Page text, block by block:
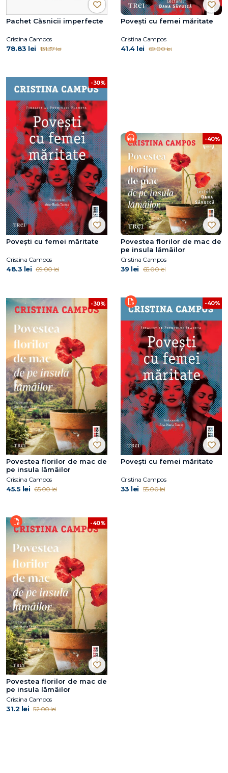
Pachet Căsnicii imperfecte
Cristina Campos
78.83 lei 131.37 lei
Povești cu femei măritate
Cristina Campos
41.4 lei 69.00 lei
-30%
Povești cu femei măritate
Cristina Campos
48.3 lei 69.00 lei
-40%
Povestea florilor de mac de
pe insula lămâilor
Cristina Campos
39 lei 65.00 lei
-30%
Povestea florilor de mac de
pe insula lămâilor
Cristina Campos
45.5 lei 65.00 lei
-40%
Povești cu femei măritate
Cristina Campos
33 lei 55.00 lei
-40%
Povestea florilor de mac de
pe insula lămâilor
Cristina Campos
31.2 lei 52.00 lei